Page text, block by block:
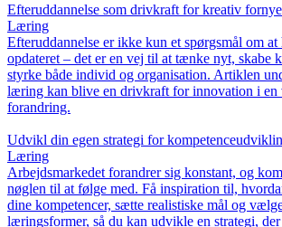
Efteruddannelse som drivkraft for kreativ
Læring
Efteruddannelse er ikke kun et spørgsmål om
opdateret – det er en vej til at tænke nyt, skabe
styrke både individ og organisation. Artiklen
læring kan blive en drivkraft for innovation i en
forandring.
Udvikl din egen strategi for
Læring
Arbejdsmarkedet forandrer sig konstant, og
nøglen til at følge med. Få inspiration til,
dine kompetencer, sætte realistiske mål og
læringsformer, så du kan udvikle en strategi,